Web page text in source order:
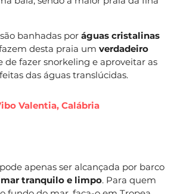
banhadas por águas cristalinas
desta praia um verdadeiro
de fazer snorkeling e aproveitar as
das águas translúcidas.
Valentia, Calábria
apenas ser alcançada por barco
tranquilo e limpo. Para quem